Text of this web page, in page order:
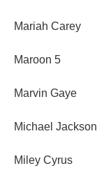
Mariah Carey
Maroon 5
Marvin Gaye
Michael Jackson
Miley Cyrus